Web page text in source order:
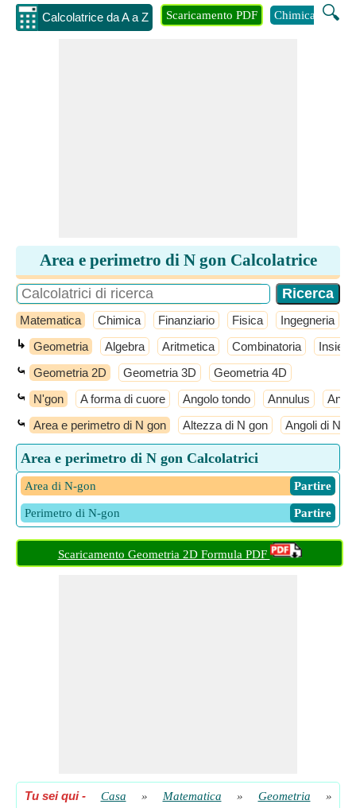
Calcolatrice da A a Z 🔍
Scaricamento PDF Chimica
Area e perimetro di N gon Calcolatrice
Matematica Chimica Finanziario Fisica Ingegneria
↳ Geometria Algebra Aritmetica Combinatoria
⤿ Geometria 2D Geometria 3D Geometria 4D
⤿ N'gon A forma di cuore Angolo tondo Annulus
⤿ Area e perimetro di N gon Altezza di N gon Angoli di N
Area e perimetro di N gon Calcolatrici
Area di N-gon ​ Partire
Perimetro di N-gon ​ Partire
Scaricamento Geometria 2D Formula PDF
Tu sei qui- Casa » Matematica » Geometria
»